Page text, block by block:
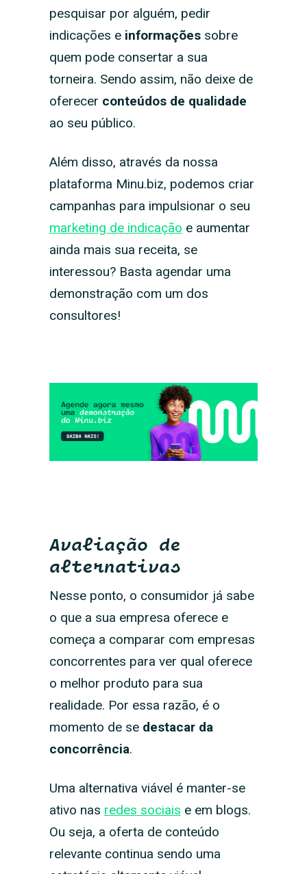
pesquisar por alguém, pedir
indicações e informações sobre
quem pode consertar a sua
torneira. Sendo assim, não deixe de
oferecer conteúdos de qualidade
ao seu público.
Além disso, através da nossa
plataforma Minu.biz, podemos criar
campanhas para impulsionar o seu
marketing de indicação e aumentar
ainda mais sua receita, se
interessou? Basta agendar uma
demonstração com um dos
consultores!
Avaliação de
alternativas
Nesse ponto, o consumidor já sabe
o que a sua empresa oferece e
começa a comparar com empresas
concorrentes para ver qual oferece
o melhor produto para sua
realidade. Por essa razão, é o
momento de se destacar da
concorrência.
Uma alternativa viável é manter-se
ativo nas redes sociais e em blogs.
Ou seja, a oferta de conteúdo
relevante continua sendo uma